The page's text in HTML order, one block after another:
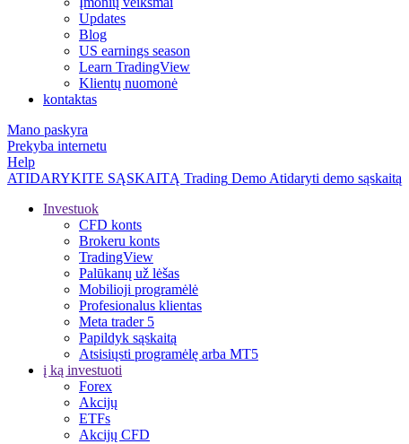
Updates
Blog
US earnings season
Learn TradingView
Klientų nuomonė
kontaktas
Mano paskyra
Prekyba internetu
Help
ATIDARYKITE SĄSKAITĄ Trading Demo Atidaryti demo sąskaitą
Investuok
CFD konts
Brokeru konts
TradingView
Palūkanų už lėšas
Mobilioji programėlė
Profesionalus klientas
Meta trader 5
Papildyk sąskaitą
Atsisiųsti programėlę arba MT5
į ką investuoti
Forex
Akcijų
ETFs
Akcijų CFD